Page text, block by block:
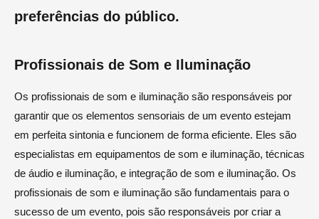
preferências do público.
Profissionais de Som e Iluminação
Os profissionais de som e iluminação são responsáveis por
garantir que os elementos sensoriais de um evento estejam
em perfeita sintonia e funcionem de forma eficiente. Eles são
especialistas em equipamentos de som e iluminação, técnicas
de áudio e iluminação, e integração de som e iluminação. Os
profissionais de som e iluminação são fundamentais para o
sucesso de um evento, pois são responsáveis por criar a